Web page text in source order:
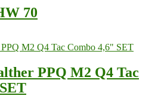
70
PPQ M2 Q4 Tac